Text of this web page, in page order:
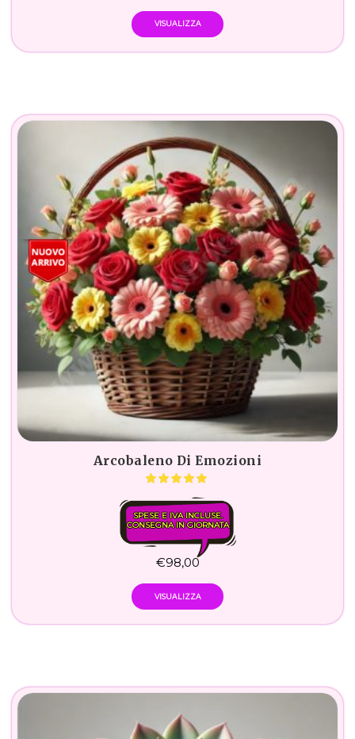
VISUALIZZA
Arcobaleno Di Emozioni
SPESE E IVA INCLUSE.
CONSEGNA IN GIORNATA
€98,00
VISUALIZZA